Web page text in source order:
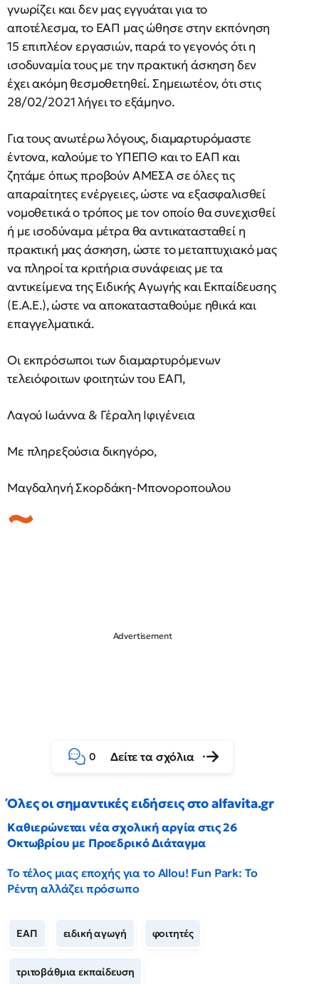
γνωρίζει και δεν μας εγγυάται για το
αποτέλεσμα, το ΕΑΠ μας ώθησε στην εκπόνηση
15 επιπλέον εργασιών, παρά το γεγονός ότι η
ισοδυναμία τους με την πρακτική άσκηση δεν
έχει ακόμη θεσμοθετηθεί. Σημειωτέον, ότι στις
28/02/2021 λήγει το εξάμηνο.
Για τους ανωτέρω λόγους, διαμαρτυρόμαστε
έντονα, καλούμε το ΥΠΕΠΘ και το ΕΑΠ και
ζητάμε όπως προβούν ΑΜΕΣΑ σε όλες τις
απαραίτητες ενέργειες, ώστε να εξασφαλισθεί
νομοθετικά ο τρόπος με τον οποίο θα συνεχισθεί
ή με ισοδύναμα μέτρα θα αντικατασταθεί η
πρακτική μας άσκηση, ώστε το μεταπτυχιακό μας
να πληροί τα κριτήρια συνάφειας με τα
αντικείμενα της Ειδικής Αγωγής και Εκπαίδευσης
(Ε.Α.Ε.), ώστε να αποκατασταθούμε ηθικά και
επαγγελματικά.
Οι εκπρόσωποι των διαμαρτυρόμενων
τελειόφοιτων φοιτητών του ΕΑΠ,
Λαγού Ιωάννα & Γέραλη Ιφιγένεια
Με πληρεξούσια δικηγόρο,
Μαγδαληνή Σκορδάκη-Μπονοροπουλου
0 Δείτε τα σχόλια
Όλες οι σημαντικές ειδήσεις στο alfavita.gr
Καθιερώνεται νέα σχολική αργία στις 26
Οκτωβρίου με Προεδρικό Διάταγμα
Το τέλος μιας εποχής για το Allou! Fun Park: Το
Ρέντη αλλάζει πρόσωπο
ΕΑΠ ειδική αγωγή φοιτητές
τριτοβάθμια εκπαίδευση